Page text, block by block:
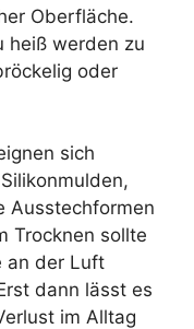
Oberfläche.
heiß werden zu
oder
sich
Ausstechformen
Trocknen sollte
an der Luft
dann lässt es
im Alltag